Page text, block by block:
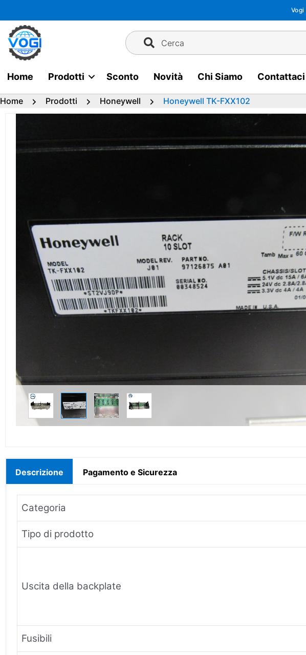
al
contenuto
Cerca
Home Prodotti Sconto Novità Chi Siamo Contattaci
Home Prodotti Honeywell Honeywell TK-FXX102
Descrizione Pagamento e Sicurezza
Categoria
Tipo di prodotto
Uscita della backplate
Fusibili